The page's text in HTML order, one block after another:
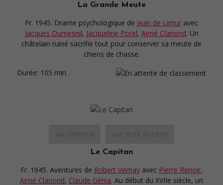
La Grande Meute
Fr. 1945. Drame psychologique de Jean de Limur avec
Jacques Dumesnil, Jacqueline Porel, Aimé Clariond. Un
châtelain ruiné sacrifie tout pour conserver sa meute de
chiens de chasse.
Durée: 105 min.
Le Capitan
Fr. 1945. Aventures de Robert Vernay avec Pierre Renoir,
Aimé Clariond, Claude Génia. Au début du XVIIe siècle, un